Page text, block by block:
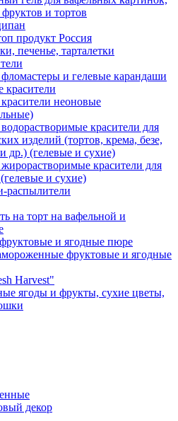
и тортов
продукт Россия
печенье, тарталетки
и гелевые карандаши
красители
неоновые
красители для
изделий (тортов, крема, безе,
др.) (гелевые и сухие)
красители для
и сухие)
распылители
на торт на вафельной и
и ягодные пюре
фруктовые и ягодные
Harvest"
ягоды и фрукты, сухие цветы,
декор